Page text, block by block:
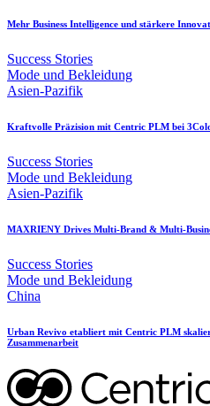
Mehr Business Intelligence und stärkere
Success Stories
Mode und Bekleidung
Asien-Pazifik
Kraftvolle Präzision mit Centric PLM bei
Success Stories
Mode und Bekleidung
Asien-Pazifik
MAXRIENY Drives Multi-Brand & Multi-
Success Stories
Mode und Bekleidung
China
Urban Revivo etabliert mit Centric PLM
Zusammenarbeit